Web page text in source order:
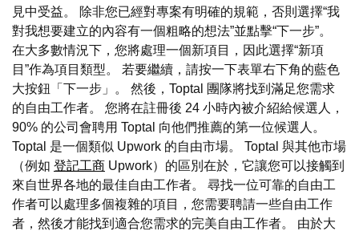
見中受益。 除非您已經對專案有明確的規範，否則選擇“我
對我想要建立的內容有一個粗略的想法”並點擊“下一步”。
在大多數情況下，您將處理一個新項目，因此選擇“新項
目”作為項目類型。 若要繼續，請按一下表單右下角的藍色
大按鈕「下一步」。 然後，Toptal 團隊將找到滿足您需求
的自由工作者。 您將在註冊後 24 小時內被介紹給候選人，
90% 的公司會聘用 Toptal 向他們推薦的第一位候選人。
Toptal 是一個類似 Upwork 的自由市場。 Toptal 與其他市場
（例如 登記工商 Upwork）的區別在於，它讓您可以接觸到
來自世界各地的最佳自由工作者。 尋找一位可靠的自由工
作者可以處理多個複雜的項目，您需要聘請一些自由工作
者，然後才能找到適合您需求的完美自由工作者。 由於大